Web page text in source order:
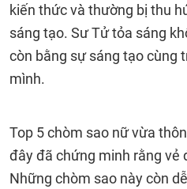
kiến thức và thường bị thu
sáng tạo. Sư Tử tỏa sáng
còn bằng sự sáng tạo cùng
mình.
Top 5 chòm sao nữ vừa
đây đã chứng minh rằng vẻ
Những chòm sao này còn